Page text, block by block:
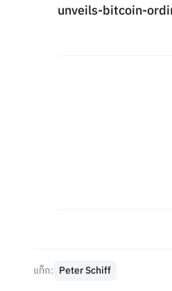
unveils-bitcoin-
แท็ก: Peter Schiff